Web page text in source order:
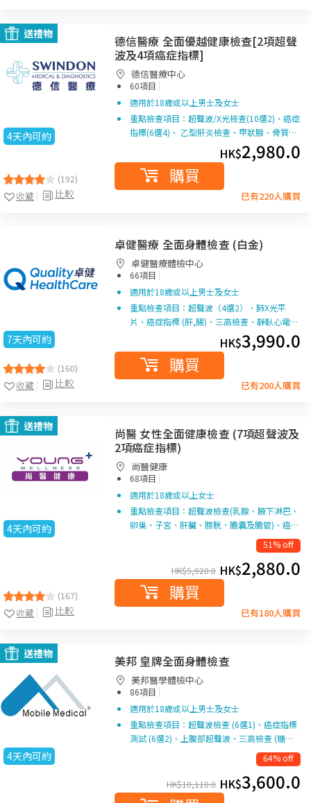
送禮物
4天內可約
(192)
比較
收藏
德信醫療 全面優越健康檢查[2項超聲
波及4項癌症指標]
德信醫療中心
60項目 |
適用於18歲或以上男士及女士
重點檢查項目：超聲波/X光檢查(10選2)、癌症
指標(6選4)、 乙型肝炎檢查、甲狀腺、骨質…
HK$2,980.0
購買
已有220人購買
7天內可約
(160)
比較
收藏
卓健醫療 全面身體檢查 (白金)
卓健醫療體檢中心
66項目 |
適用於18歲或以上男士及女士
重點檢查項目：超聲波（4選2）、肺X光平
片、癌症指標 (肝,腸)、三高檢查、靜臥心電…
HK$3,990.0
購買
已有200人購買
送禮物
4天內可約
(167)
比較
收藏
尚醫 女性全面健康檢查 (7項超聲波及
2項癌症指標)
尚醫健康
68項目 |
適用於18歲或以上女士
重點檢查項目：超聲波檢查(乳腺、腋下淋巴、
卵巢、子宮、肝臟、膀胱、膽囊及膽管)、癌…
51% off
HK$5,920.0 HK$2,880.0
購買
已有180人購買
送禮物
4天內可約
美邦 皇牌全面身體檢查
美邦醫學體檢中心
86項目 |
適用於18歲或以上男士及女士
重點檢查項目：超聲波檢查 (6選1)、癌症指標
測試 (6選2)、上腹部超聲波、三高檢查 (糖…
64% off
HK$10,110.0 HK$3,600.0